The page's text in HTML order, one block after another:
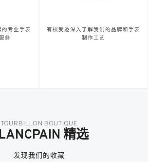
专业手表
务
有权受邀深入了解我们的品牌和手表
制作工艺
TOURBILLON BOUTIQUE
精选
发现我们的收藏